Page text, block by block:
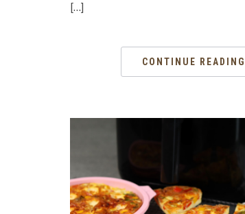
[…]
CONTINUE READING